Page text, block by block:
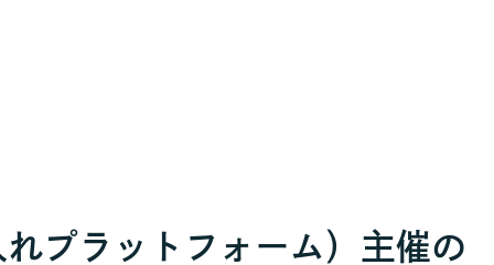
プラットフォーム）主催の